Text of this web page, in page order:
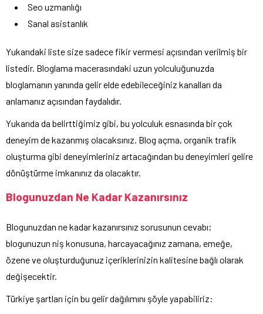
Seo uzmanlığı
Sanal asistanlık
Yukarıdaki liste size sadece fikir vermesi açısından verilmiş bir
listedir. Bloglama macerasındaki uzun yolculuğunuzda
bloglamanın yanında gelir elde edebileceğiniz kanalları da
anlamanız açısından faydalıdır.
Yukarıda da belirttiğimiz gibi, bu yolculuk esnasında bir çok
deneyim de kazanmış olacaksınız. Blog açma, organik trafik
oluşturma gibi deneyimleriniz artacağından bu deneyimleri gelire
dönüştürme imkanınız da olacaktır.
Blogunuzdan Ne Kadar Kazanırsınız
Blogunuzdan ne kadar kazanırsınız sorusunun cevabı;
blogunuzun niş konusuna, harcayacağınız zamana, emeğe,
özene ve oluşturduğunuz içeriklerinizin kalitesine bağlı olarak
değişecektir.
Türkiye şartları için bu gelir dağılımını şöyle yapabiliriz: